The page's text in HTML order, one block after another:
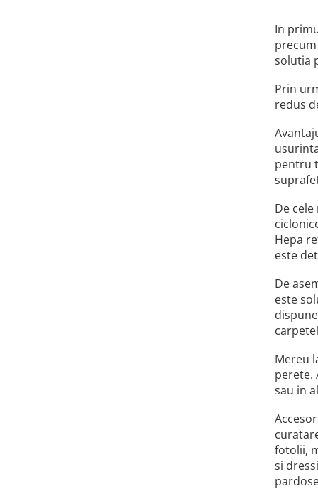
In
solutia
Prin
redus
pentru
De
Hepa
este
De
este
Mereu
perete.
sau in
fotolii,
si